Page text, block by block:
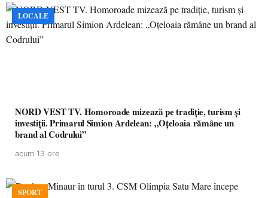
LOCALE
NORD VEST TV. Homoroade mizează pe tradiție, turism și
investiții. Primarul Simion Ardelean: „Oțeloaia rămâne un
brand al Codrului”
acum 13 ore
SPORT